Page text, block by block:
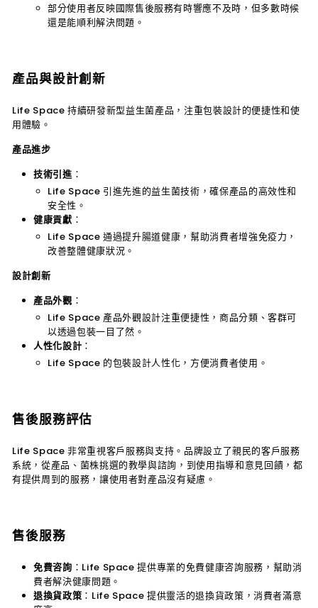
部分使用者反映國際售後服務有時響應不及時，但多數時候
還是能順利解決問題。
產品與設計創新
Life Space 持續研發新型益生菌產品，注重包裝設計的便捷性和使
用體驗。
產品進步
技術引進：
Life Space 引進先進的益生菌技術，確保產品的高效性和
安全性。
健康貢獻 ：
Life Space 通過提升腸道健康，幫助消費者增強免疫力，
改善整體健康狀況。
設計創新
產品外觀 ：
Life Space 產品外觀設計注重便捷性，商品分類、客群可
以透過包裝一目了然。
人性化設計 ：
Life Space 的包裝設計人性化，方便消費者使用。
售後服務評估
Life Space 非常重視客戶服務與支持。品牌設立了親民的客戶服務
系統，從產品、菌株挑選的教學與諮詢，到使用指導和意見回饋，都
有提供周到的服務，讓使用者對產品沒有疑慮。
售後服務
免費咨詢 ：Life Space 提供專業的免費健康咨詢服務，幫助消
費者解決健康問題。
退換貨政策 ：Life Space 提供靈活的退換貨政策，消費者滿意